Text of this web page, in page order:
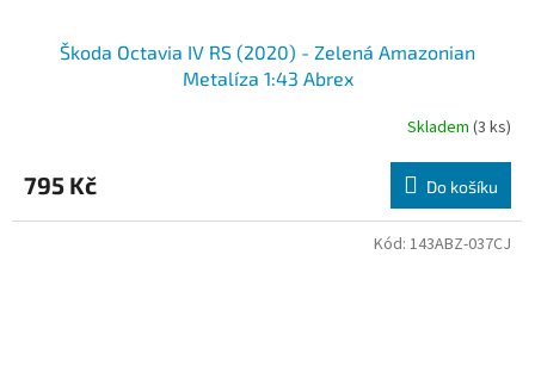
Škoda Octavia IV RS (2020) - Zelená Amazonian
Metalíza 1:43 Abrex
Skladem (3 ks)
795 Kč Do košíku
Kód: 143ABZ-037CJ